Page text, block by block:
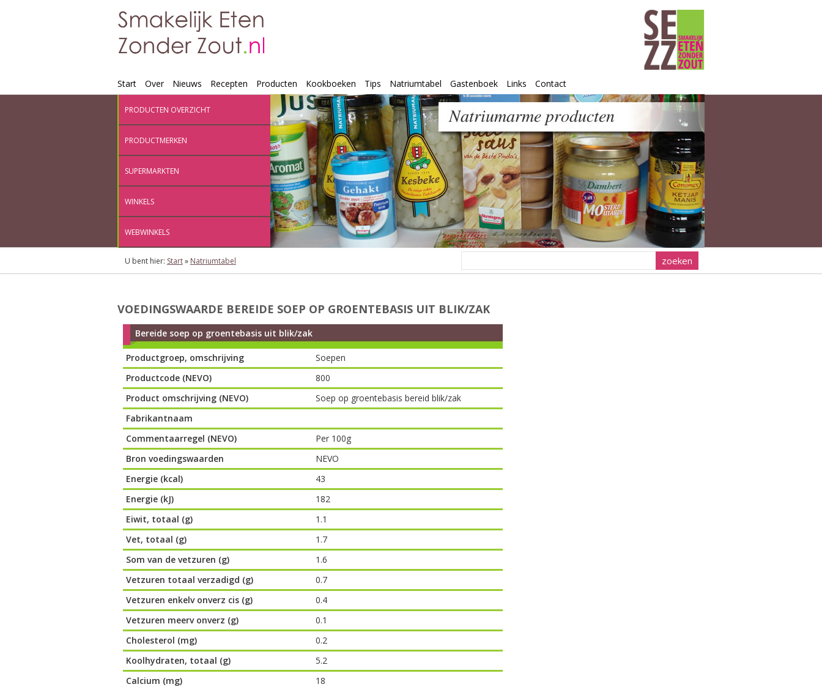
Start Over Nieuws Recepten Producten Kookboeken Tips Natriumtabel Gastenboek Links Contact
PRODUCTEN OVERZICHT
PRODUCTMERKEN
SUPERMARKTEN
WINKELS
WEBWINKELS
U bent hier: Start» Natriumtabel
VOEDINGSWAARDE BEREIDE SOEP OP GROENTEBASIS UIT BLIK/ZAK
Bereide soep op groentebasis uit blik/zak
Productgroep, omschrijving
Soepen
Productcode (NEVO)
800
Product omschrijving (NEVO)
Soep op groentebasis bereid blik/zak
Fabrikantnaam
Commentaarregel (NEVO)
Per 100g
Bron voedingswaarden
NEVO
Energie (kcal)
43
Energie (kJ)
182
Eiwit, totaal (g)
1.1
Vet, totaal (g)
1.7
Som van de vetzuren (g)
1.6
Vetzuren totaal verzadigd (g)
0.7
Vetzuren enkelv onverz cis (g)
0.4
Vetzuren meerv onverz (g)
0.1
Cholesterol (mg)
0.2
Koolhydraten, totaal (g)
5.2
Calcium (mg)
18